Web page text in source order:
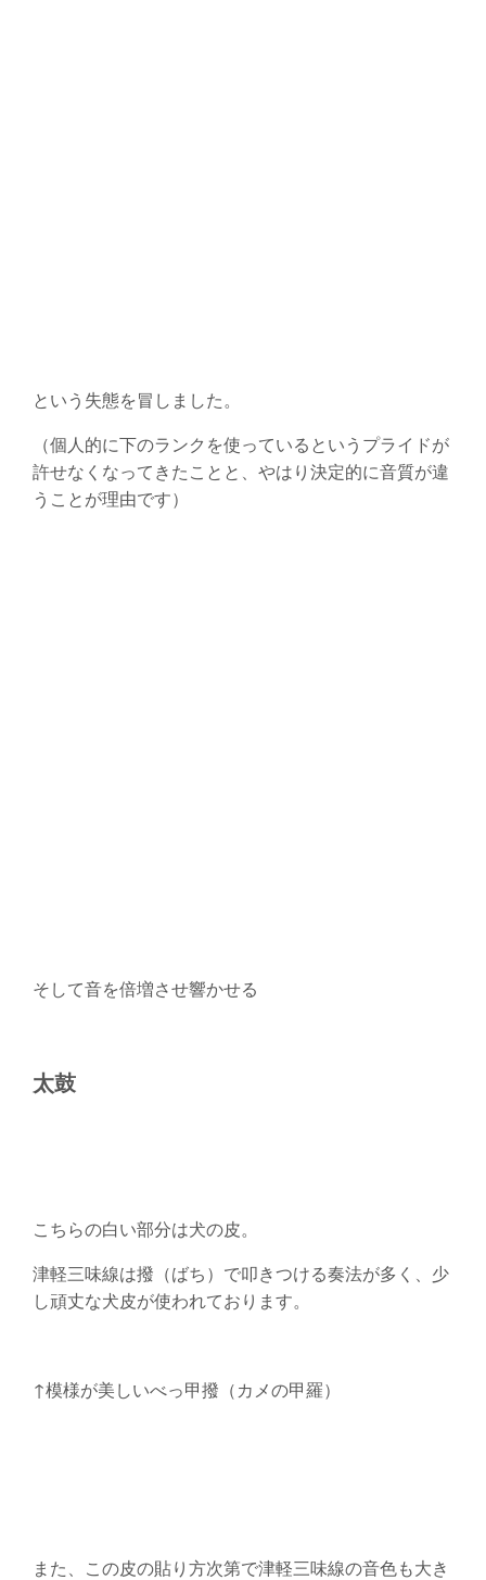
という失態を冒しました。
（個人的に下のランクを使っているというプライドが
許せなくなってきたことと、やはり決定的に音質が違
うことが理由です）
そして音を倍増させ響かせる
太鼓
こちらの白い部分は犬の皮。
津軽三味線は撥（ばち）で叩きつける奏法が多く、少
し頑丈な犬皮が使われております。
↑模様が美しいべっ甲撥（カメの甲羅）
また、この皮の貼り方次第で津軽三味線の音色も大き